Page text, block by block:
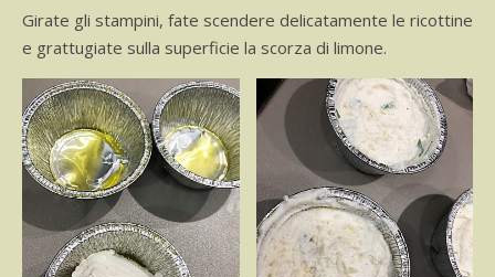
Girate gli stampini, fate scendere delicatamente le ricottine
e grattugiate sulla superficie la scorza di limone.